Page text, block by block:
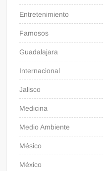
Entretenimiento
Famosos
Guadalajara
Internacional
Jalisco
Medicina
Medio Ambiente
Mésico
México